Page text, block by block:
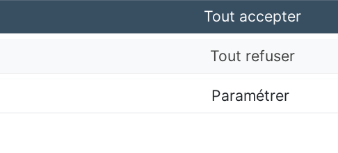
Mentions légales
CGU
Tout accepter
Tout refuser
Paramétrer